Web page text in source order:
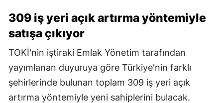
309 iş yeri açık artırma yöntemiyle
satışa çıkıyor
TOKİ'nin iştiraki Emlak Yönetim tarafından
yayımlanan duyuruya göre Türkiye'nin farklı
şehirlerinde bulunan toplam 309 iş yeri açık
artırma yöntemiyle yeni sahiplerini bulacak.